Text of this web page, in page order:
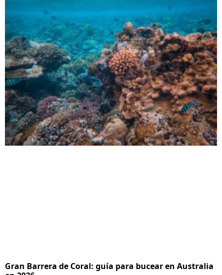
Gran Barrera de Coral: guía para bucear en Australia